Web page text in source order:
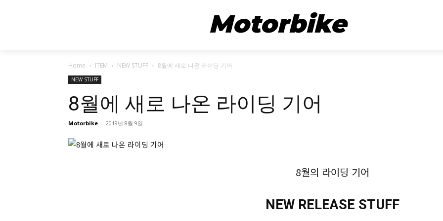
Motorbike
Home ITEM NEW STUFF 8월에 새로 나온 라이딩 기어
NEW STUFF
8월에 새로 나온 라이딩 기어
Motorbike - 2019년 8월 9일
8월의 라이딩 기어
NEW RELEASE STUFF